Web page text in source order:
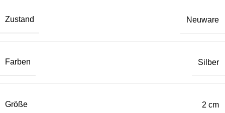
Zustand Neuware
Farben Silber
Größe 2 cm